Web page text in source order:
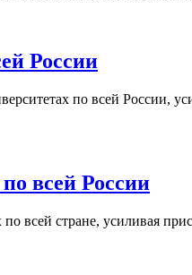
России
по всей России,
всей России
всей стране, усиливая